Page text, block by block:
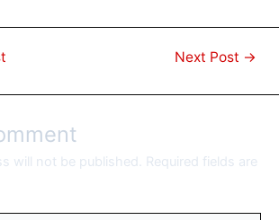
Next Post →
will not be published.
Required fields are